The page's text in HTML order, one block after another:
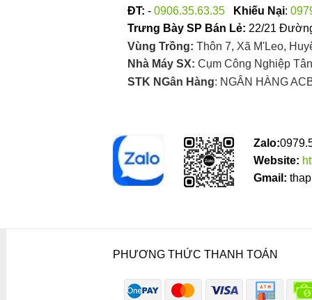
ĐT: - 0906.35.63.35 Khiếu Nại:
Trưng Bày SP Bán Lẻ: 22/21
Vùng Trồng: Thôn 7, Xã M'Leo,
Nhà Máy SX: Cụm Công Nghiệp
STK NGân Hàng: NGÂN HÀNG
Zalo:
Website:
Gmail:
PHƯƠNG THỨC THANH TOÁN